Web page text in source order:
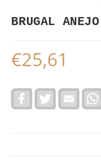
BRUGAL
€25,61
c
T
i
E
a